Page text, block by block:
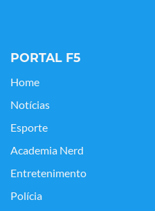
PORTAL F5
Home
Notícias
Esporte
Academia Nerd
Entretenimento
Polícia